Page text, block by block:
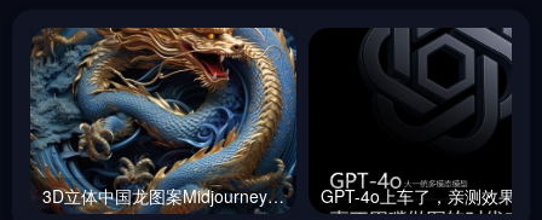
3D立体中国龙图案Midjourney咒语